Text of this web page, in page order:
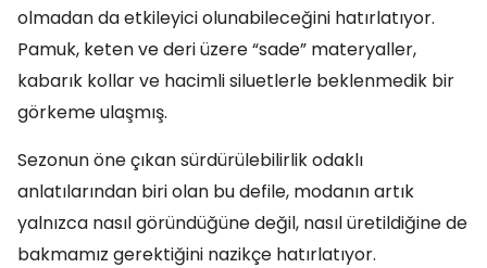
olmadan da etkileyici olunabileceğini hatırlatıyor.
Pamuk, keten ve deri üzere “sade” materyaller,
kabarık kollar ve hacimli siluetlerle beklenmedik bir
görkeme ulaşmış.
Sezonun öne çıkan sürdürülebilirlik odaklı
anlatılarından biri olan bu defile, modanın artık
yalnızca nasıl göründüğüne değil, nasıl üretildiğine de
bakmamız gerektiğini nazikçe hatırlatıyor.